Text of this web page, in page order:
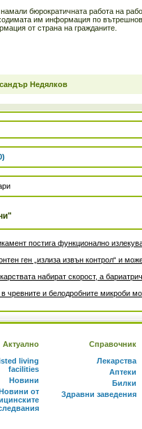
бюрократичната работа на
им информация по
от страна на гражданите.
Недялков
постига функционално
ген „излиза извън контрол“ и
набират скорост, а
чревните и белодробните микроби
Актуално
living
facilities
Новини
от
Справочник
Лекарства
Аптеки
Билки
Здравни заведения